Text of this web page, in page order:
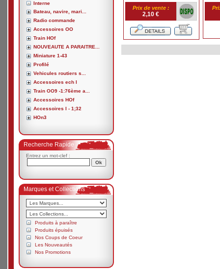
Interne
Bateau, navire, mari...
Radio commande
Accessoires OO
Train HOf
NOUVEAUTE A PARAITRE...
Miniature 1-43
Profilé
Vehicules routiers s...
Accessoires ech I
Train OO9 -1:76ème a...
Accessoires HOf
Accessoires I - 1;32
HOn3
Recherche Rapide
Entrez un mot-clef :
Marques et Collections
Produits à paraître
Produits épuisés
Nos Coups de Coeur
Les Nouveautés
Nos Promotions
Prix de vente :
2,10 €